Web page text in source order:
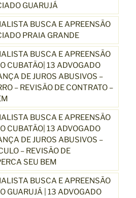
GUARUJÁ
BUSCA E APREENSÃO
PRAIA GRANDE
BUSCA E APREENSÃO
CUBATÃO| 13 ADVOGADO
DE JUROS ABUSIVOS –
– REVISÃO DE CONTRATO –
BUSCA E APREENSÃO
CUBATÃO| 13 ADVOGADO
DE JUROS ABUSIVOS –
– REVISÃO DE
SEU BEM
BUSCA E APREENSÃO
GUARUJÁ | 13 ADVOGADO